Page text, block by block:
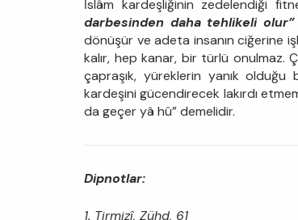
İslâm kardeşliğinin zedelendiği
darbesinden daha tehlikeli olur”
dönüşür ve adeta insanın ciğerine
kalır, hep kanar, bir türlü onulmaz.
çapraşık, yüreklerin yanık olduğu
kardeşini gücendirecek lakırdı
da geçer yâ hû” demelidir.
Dipnotlar:
1. Tirmizî, Zühd, 61